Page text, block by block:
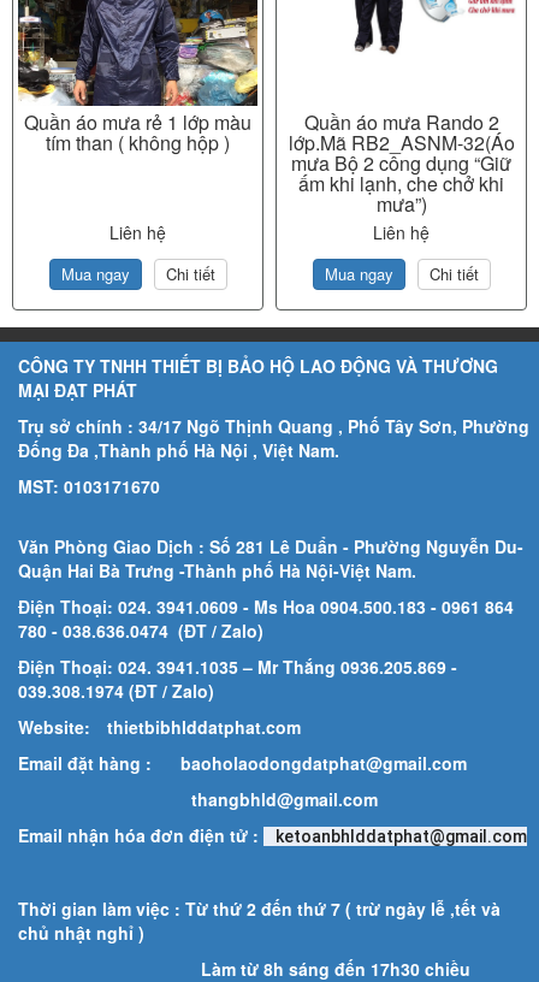
Quần áo mưa rẻ 1 lớp màu
tím than ( không hộp )
Liên hệ
Mua ngay Chi tiết
Quần áo mưa Rando 2
lớp.Mã RB2_ASNM-32(Áo
mưa Bộ 2 công dụng “Giữ
ấm khi lạnh, che chở khi
mưa”)
Liên hệ
Mua ngay Chi tiết
CÔNG TY TNHH THIẾT BỊ BẢO HỘ LAO ĐỘNG VÀ THƯƠNG
MẠI ĐẠT PHÁT
Trụ sở chính : 34/17 Ngõ Thịnh Quang , Phố Tây Sơn, Phường
Đống Đa ,Thành phố Hà Nội , Việt Nam.
MST: 0103171670
Văn Phòng Giao Dịch : Số 281 Lê Duẩn - Phường Nguyễn Du-
Quận Hai Bà Trưng -Thành phố Hà Nội-Việt Nam.
Điện Thoại: 024. 3941.0609 - Ms Hoa 0904.500.183 - 0961 864
780 - 038.636.0474 (ĐT / Zalo)
Điện Thoại: 024. 3941.1035 – Mr Thắng 0936.205.869 -
039.308.1974 (ĐT / Zalo)
Website:
thietbibhlddatphat.com
Email đặt hàng : baoholaodongdatphat@gmail.com
thangbhld@gmail.com
Email nhận hóa đơn điện tử :
ketoanbhlddatphat@gmail.com
Thời gian làm việc : Từ thứ 2 đến thứ 7 ( trừ ngày lễ ,tết và
chủ nhật nghỉ )
Làm từ 8h sáng đến 17h30 chiều